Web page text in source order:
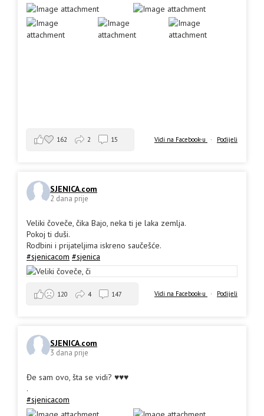
Vidi na Facebook-u · Podijeli
162 2 15
SJENICA.com
2 dana prije
Veliki čoveče, čika Bajo, neka ti je laka zemlja.
Pokoj ti duši.
Rodbini i prijateljima iskreno saučešće.
#sjenicacom #sjenica
Vidi na Facebook-u · Podijeli
120 4 147
SJENICA.com
3 dana prije
Đe sam ovo, šta se vidi? ♥️♥️♥️
.
#sjenicacom